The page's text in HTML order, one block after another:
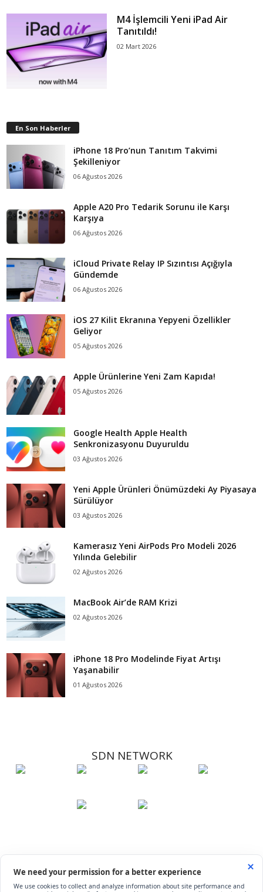
M4 İşlemcili Yeni iPad Air
Tanıtıldı!
02 Mart 2026
En Son Haberler
iPhone 18 Pro’nun Tanıtım Takvimi
Şekilleniyor
06 Ağustos 2026
Apple A20 Pro Tedarik Sorunu ile Karşı
Karşıya
06 Ağustos 2026
iCloud Private Relay IP Sızıntısı Açığıyla
Gündemde
06 Ağustos 2026
iOS 27 Kilit Ekranına Yepyeni Özellikler
Geliyor
05 Ağustos 2026
Apple Ürünlerine Yeni Zam Kapıda!
05 Ağustos 2026
Google Health Apple Health
Senkronizasyonu Duyuruldu
03 Ağustos 2026
Yeni Apple Ürünleri Önümüzdeki Ay Piyasaya
Sürülüyor
03 Ağustos 2026
Kamerasız Yeni AirPods Pro Modeli 2026
Yılında Gelebilir
02 Ağustos 2026
MacBook Air’de RAM Krizi
02 Ağustos 2026
iPhone 18 Pro Modelinde Fiyat Artışı
Yaşanabilir
01 Ağustos 2026
SDN NETWORK